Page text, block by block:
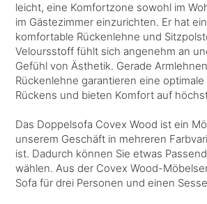
leicht, eine Komfortzone sowohl im
im Gästezimmer einzurichten. Er hat
komfortable Rückenlehne und
Veloursstoff fühlt sich angenehm an
Gefühl von Ästhetik. Gerade
Rückenlehne garantieren eine
Rückens und bieten Komfort auf
Das Doppelsofa Covex Wood ist ein
unserem Geschäft in mehreren
ist. Dadurch können Sie etwas
wählen. Aus der Covex Wood-
Sofa für drei Personen und einen